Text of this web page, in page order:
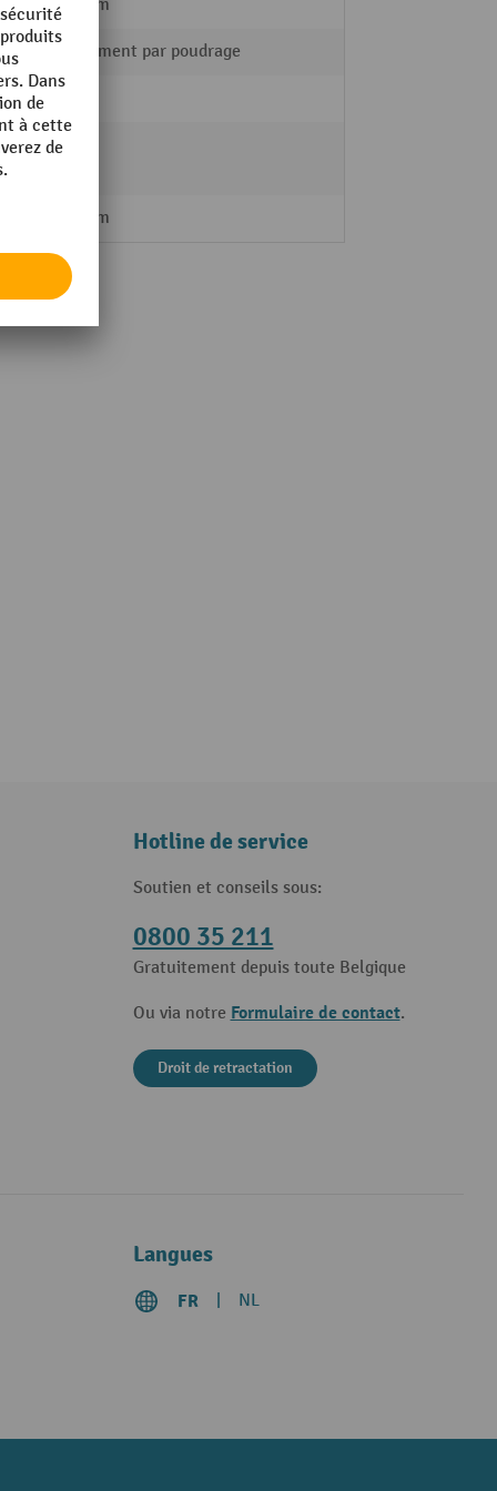
500 mm
revêtement par poudrage
oui
125 mm
Hotline de service
Soutien et conseils sous:
0800 35 211
Gratuitement depuis toute Belgique
Ou via notre Formulaire de contact.
Droit de retractation
Langues
FR NL